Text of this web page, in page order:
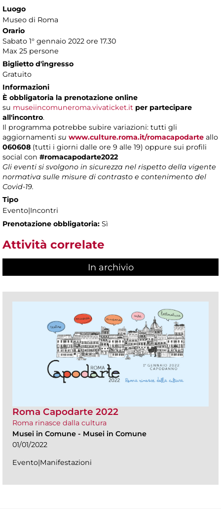
Luogo
Museo di Roma
Orario
Sabato 1° gennaio 2022 ore 17.30
Max 25 persone
Biglietto d'ingresso
Gratuito
Informazioni
È obbligatoria la prenotazione online
su museiincomuneroma.vivaticket.it per partecipare
all'incontro.
Il programma potrebbe subire variazioni: tutti gli
aggiornamenti su www.culture.roma.it/romacapodarte allo
060608 (tutti i giorni dalle ore 9 alle 19) oppure sui profili
social con #romacapodarte2022
Gli eventi si svolgono in sicurezza nel rispetto della vigente
normativa sulle misure di contrasto e contenimento del
Covid-19.
Tipo
Evento|Incontri
Prenotazione obbligatoria: Sì
Attività correlate
In archivio
Roma Capodarte 2022
Roma rinasce dalla cultura
Musei in Comune - Musei in Comune
01/01/2022
Evento|Manifestazioni